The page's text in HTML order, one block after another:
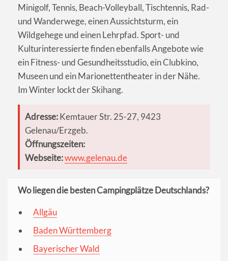
Minigolf, Tennis, Beach-Volleyball, Tischtennis, Rad-
und Wanderwege, einen Aussichtsturm, ein
Wildgehege und einen Lehrpfad. Sport- und
Kulturinteressierte finden ebenfalls Angebote wie
ein Fitness- und Gesundheitsstudio, ein Clubkino,
Museen und ein Marionettentheater in der Nähe.
Im Winter lockt der Skihang.
Adresse:Kemtauer Str. 25-27, 9423
Gelenau/Erzgeb.
Öffnungszeiten:
Webseite:www.gelenau.de
Wo liegen die besten Campingplätze Deutschlands?
Allgäu
Baden Württemberg
Bayerischer Wald